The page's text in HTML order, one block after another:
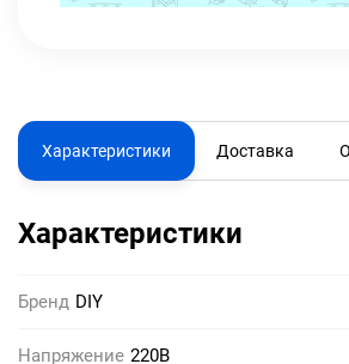
Характеристики Доставка
Характеристики
Бренд DIY
Напряжение 220В